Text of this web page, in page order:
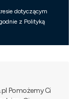
dotyczącym
z Polityką
Pomożemy Ci